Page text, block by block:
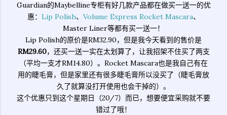
Guardian的Maybelline专柜有好几款产品都在做买一送一的优
惠： Lip Polish、 Volume Express Rocket Mascara、
Master Liner等都有买一送一！
Lip Polish的原价是RM32.90，但是我今天看到的售价是
RM29.60，还买一送一实在太划算了，让我招架不住买了两支
（平均一支才RM14.80）。Rocket Mascara也是我自己有在
用的睫毛膏，但是家里还有很多睫毛膏所以没买了（睫毛膏放
久了就算没打开使用也会干掉的）。
这个优惠只到这个星期日（20/7）而已，想要便宜采购就不要
错过了哦！